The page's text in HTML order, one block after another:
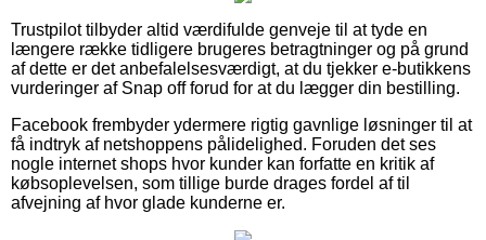
Trustpilot tilbyder altid værdifulde genveje til at tyde en
længere række tidligere brugeres betragtninger og på grund
af dette er det anbefalelsesværdigt, at du tjekker e-butikkens
vurderinger af Snap off forud for at du lægger din bestilling.
Facebook frembyder ydermere rigtig gavnlige løsninger til at
få indtryk af netshoppens pålidelighed. Foruden det ses
nogle internet shops hvor kunder kan forfatte en kritik af
købsoplevelsen, som tillige burde drages fordel af til
afvejning af hvor glade kunderne er.